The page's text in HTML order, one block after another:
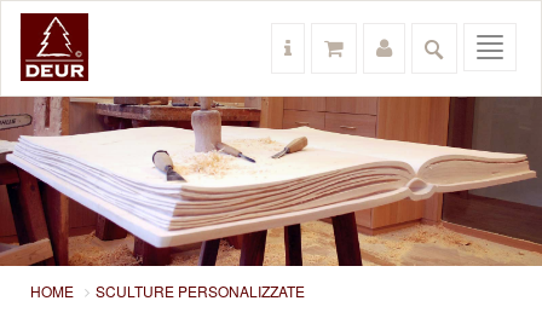
HOME SCULTURE PERSONALIZZATE